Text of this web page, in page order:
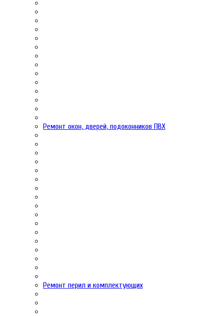
Ремонт окон, дверей, подоконников ПВХ
Ремонт перил и комплектующих